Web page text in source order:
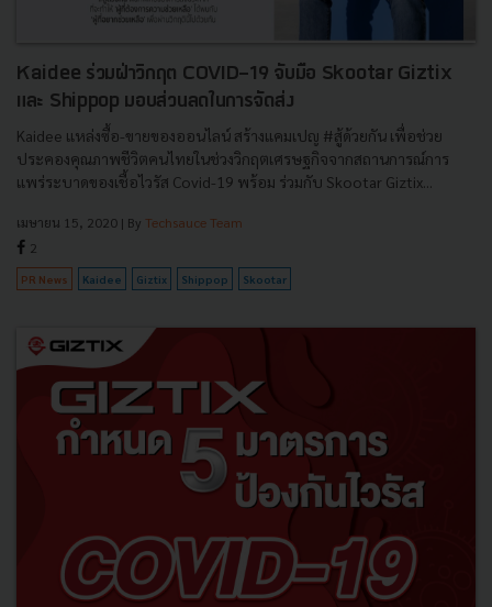
Kaidee ร่วมฝ่าวิกฤต COVID-19 จับมือ Skootar Giztix
และ Shippop มอบส่วนลดในการจัดส่ง
Kaidee แหล่งซื้อ-ขายของออนไลน์ สร้างแคมเปญ #สู้ด้วยกัน เพื่อช่วย
ประคองคุณภาพชีวิตคนไทยในช่วงวิกฤตเศรษฐกิจจากสถานการณ์การ
แพร่ระบาดของเชื้อไวรัส Covid-19 พร้อม ร่วมกับ Skootar Giztix...
เมษายน 15, 2020 | By Techsauce Team
2
PR News Kaidee Giztix Shippop Skootar